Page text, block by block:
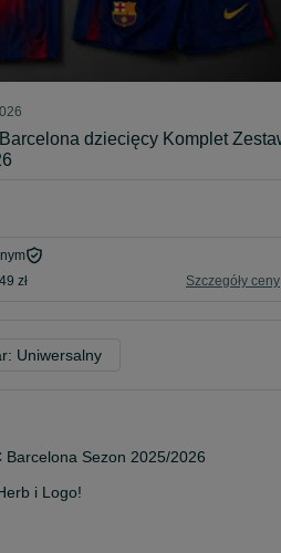
dziecięcy Komplet
zł Szczegóły ceny
Uniwersalny
Barcelona Sezon 2025/2026
i Logo!